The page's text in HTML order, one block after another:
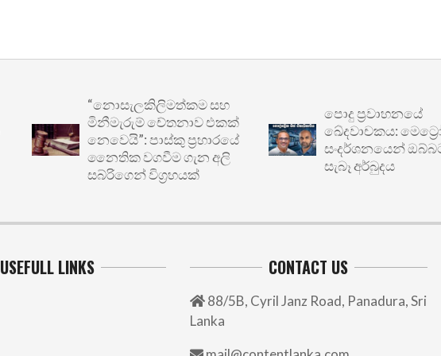
“නොසැලකිලිමත්කම සහ
මිනීමැරුම් චේතනාව එකක්
නෙවෙයි”: පාස්කු ප්‍රහාරයේ
නෛතික වගවීම ගැන අලි
සබ්රිගෙන් විග්‍රහයක්
පොදු ප්‍රවාහනයේ
ඛේදවාචකය: මෙට්‍රෝ බස්
සංදර්ශනයෙන් ඔබ්බට ගිය
සැබෑ අර්බුදය
USEFULL LINKS CONTACT US
88/5B, Cyril Janz Road, Panadura, Sri
Lanka